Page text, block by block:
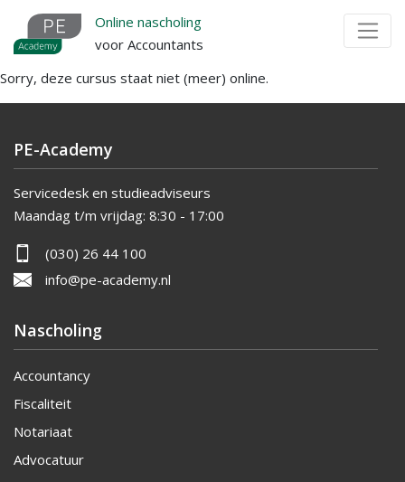
Overslaan
naar
de
inhoud
Online nascholing
voor Accountants
Sorry, deze cursus staat niet (meer) online.
PE-Academy
Servicedesk en studieadviseurs
Maandag t/m vrijdag: 8:30 - 17:00
(030) 26 44 100
info@pe-academy.nl
Nascholing
Accountancy
Fiscaliteit
Notariaat
Advocatuur